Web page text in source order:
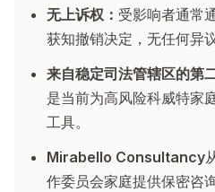
无上诉权： 受影响者通常
获知撤销决定，无任何异
来自稳定司法管辖区的第
是当前为高风险科威特家
工具。
Mirabello Consultancy
作委员会家庭提供保密